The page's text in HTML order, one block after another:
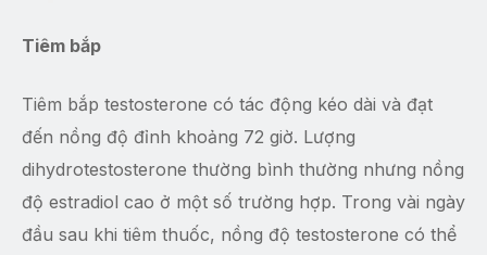
Tiêm bắp
Tiêm bắp testosterone có tác động kéo dài và đạt
đến nồng độ đỉnh khoảng 72 giờ. Lượng
dihydrotestosterone thường bình thường nhưng nồng
độ estradiol cao ở một số trường hợp. Trong vài ngày
đầu sau khi tiêm thuốc, nồng độ testosterone có thể